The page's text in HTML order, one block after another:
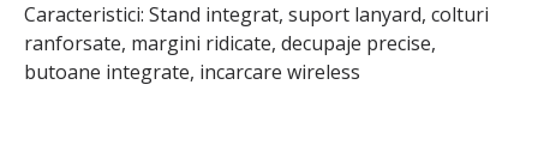
Caracteristici: Stand integrat, suport lanyard, colturi
ranforsate, margini ridicate, decupaje precise,
butoane integrate, incarcare wireless